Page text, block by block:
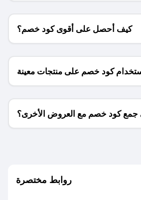
كيف أحصل على أقوى كود خصم؟
كود خصم على منتجات معينة
فقط؟
جمع كود خصم مع العروض الأخرى؟
روابط مختصرة